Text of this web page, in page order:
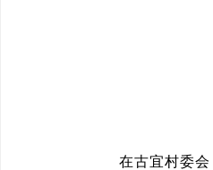
在古宜村委